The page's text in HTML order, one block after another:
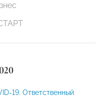
19. Ответственный